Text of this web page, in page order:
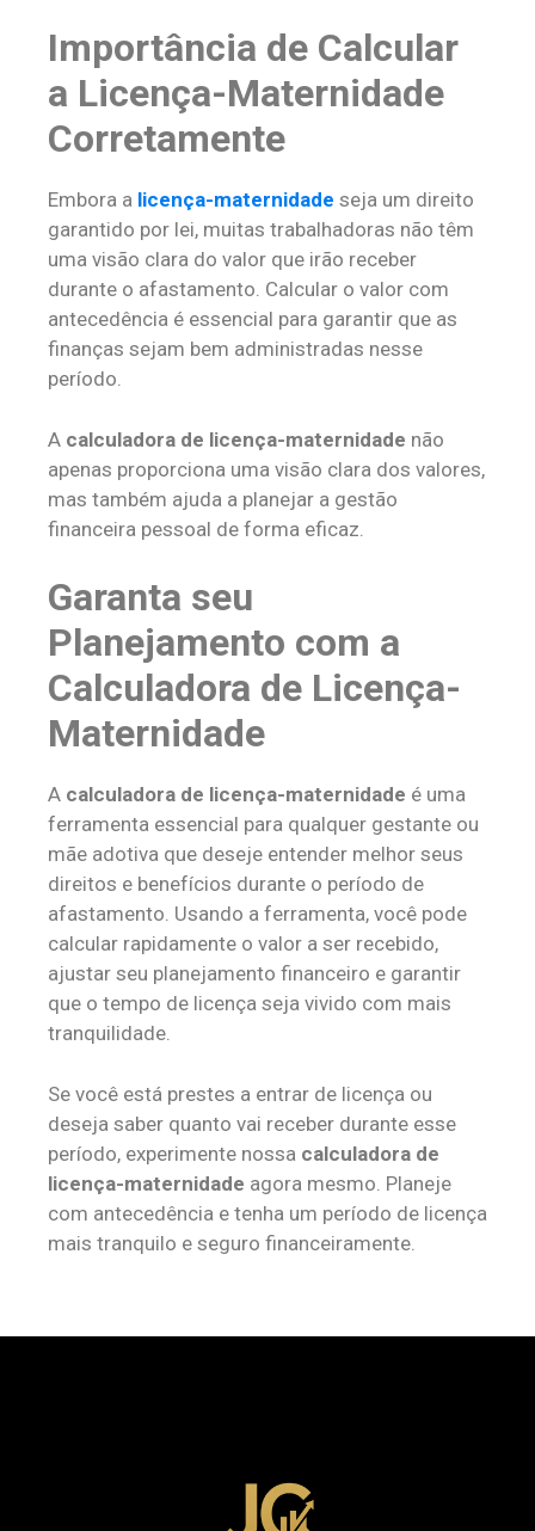
Importância de Calcular
a Licença-Maternidade
Corretamente
Embora a licença-maternidade seja um direito
garantido por lei, muitas trabalhadoras não têm
uma visão clara do valor que irão receber
durante o afastamento. Calcular o valor com
antecedência é essencial para garantir que as
finanças sejam bem administradas nesse
período.
A calculadora de licença-maternidade não
apenas proporciona uma visão clara dos valores,
mas também ajuda a planejar a gestão
financeira pessoal de forma eficaz.
Garanta seu
Planejamento com a
Calculadora de Licença-
Maternidade
A calculadora de licença-maternidade é uma
ferramenta essencial para qualquer gestante ou
mãe adotiva que deseje entender melhor seus
direitos e benefícios durante o período de
afastamento. Usando a ferramenta, você pode
calcular rapidamente o valor a ser recebido,
ajustar seu planejamento financeiro e garantir
que o tempo de licença seja vivido com mais
tranquilidade.
Se você está prestes a entrar de licença ou
deseja saber quanto vai receber durante esse
período, experimente nossa calculadora de
licença-maternidade agora mesmo. Planeje
com antecedência e tenha um período de licença
mais tranquilo e seguro financeiramente.